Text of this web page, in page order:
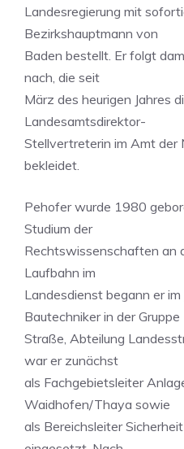
Landesregierung mit
Bezirkshauptmann von
Baden bestellt. Er folgt
nach, die seit
März des heurigen Jahres
Landesamtsdirektor-
Stellvertreterin im Amt der
bekleidet.
Pehofer wurde 1980
Studium der
Rechtswissenschaften an
Laufbahn im
Landesdienst begann er
Bautechniker in der Gruppe
Straße, Abteilung
war er zunächst
als Fachgebietsleiter
Waidhofen/Thaya sowie
als Bereichsleiter